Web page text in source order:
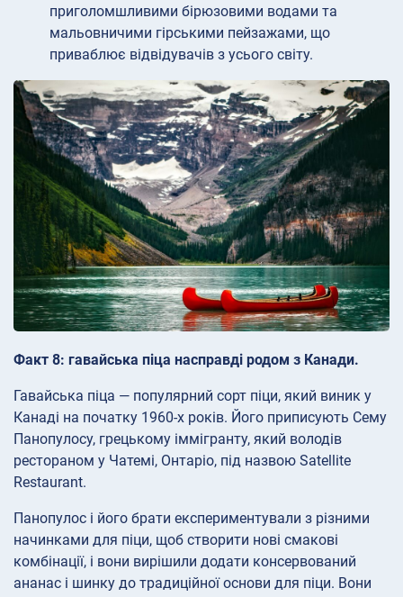
приголомшливими бірюзовими водами та
мальовничими гірськими пейзажами, що
приваблює відвідувачів з усього світу.
Факт 8: гавайська піца насправді родом з Канади.
Гавайська піца — популярний сорт піци, який виник у
Канаді на початку 1960-х років. Його приписують Сему
Панопулосу, грецькому іммігранту, який володів
рестораном у Чатемі, Онтаріо, під назвою Satellite
Restaurant.
Панопулос і його брати експериментували з різними
начинками для піци, щоб створити нові смакові
комбінації, і вони вирішили додати консервований
ананас і шинку до традиційної основи для піци. Вони